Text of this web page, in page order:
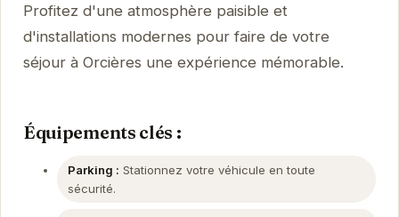
Profitez d'une atmosphère paisible et
d'installations modernes pour faire de votre
séjour à Orcières une expérience mémorable.
Équipements clés :
Parking : Stationnez votre véhicule en toute
sécurité.